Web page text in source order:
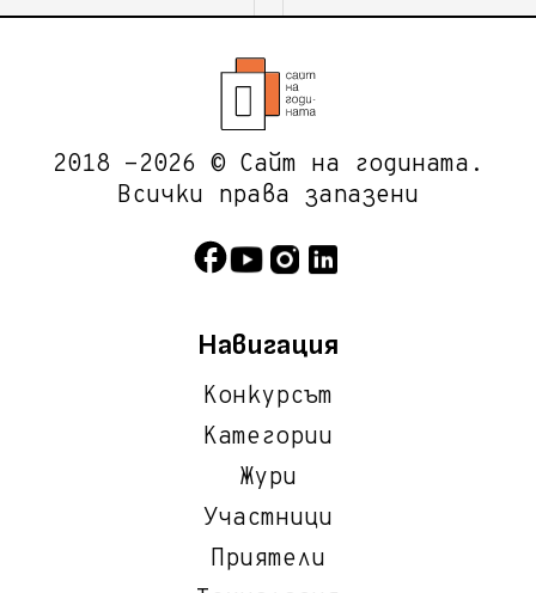
2018 -2026 © Сайт на годината.
Всички права запазени
Навигация
Конкурсът
Категории
Жури
Участници
Приятели